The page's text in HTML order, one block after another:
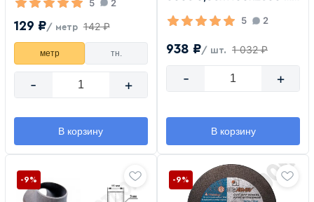
5 2
129 ₽/ метр 142 ₽
метр тн.
- +
В корзину
5 2
938 ₽/ шт. 1 032 ₽
- +
В корзину
-9% -9%